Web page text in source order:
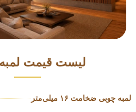
لیست قیمت
لمبه چوبی ضخامت ۱۶ میلی‌متر